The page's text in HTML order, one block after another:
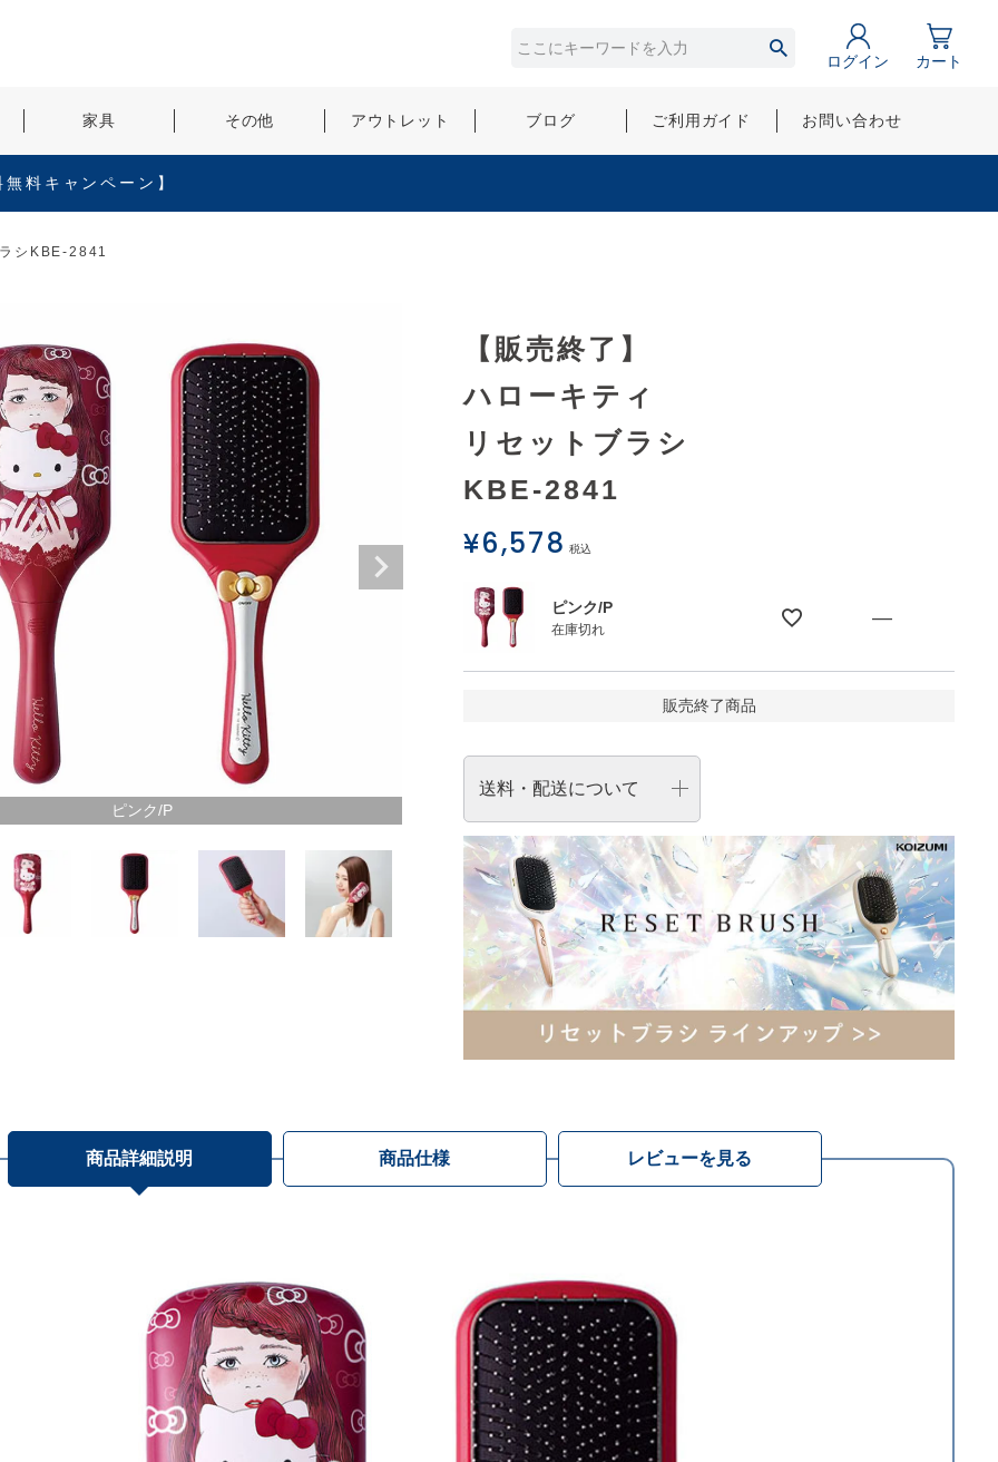
ログイン カート
家具 その他 アウトレット ブログ ご利用ガイド お問い合わせ
料キャンペーン】
シKBE-2841
ピンク/P
【販売終了】
ハローキティ
リセットブラシ
KBE-2841
¥6,578 税込
ピンク/P
在庫切れ
—
販売終了商品
送料・配送について
商品詳細説明 商品仕様 レビューを見る